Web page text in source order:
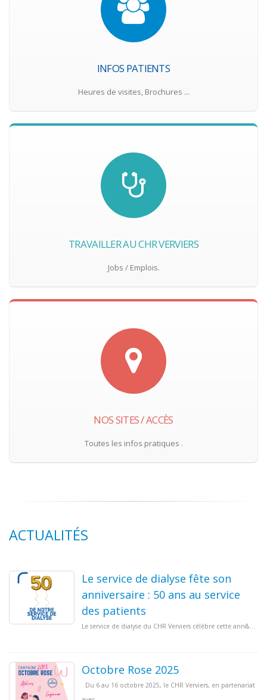
INFOS PATIENTS
Heures de visites, Brochures ...
TRAVAILLER AU CHR VERVIERS
Jobs / Emplois.
NOS SITES / ACCÈS
Toutes les infos pratiques .
ACTUALITÉS
Le service de dialyse fête son
anniversaire : 50 ans au service
des patients
Le service de dialyse du CHR Verviers célèbre cette ann&...
Octobre Rose 2025
Du 6 au 16 octobre 2025, le CHR Verviers, en partenariat